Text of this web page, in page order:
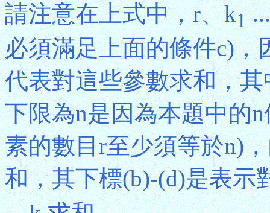
請注意在上式中，r、k1
必須滿足上面的條件c)
代表對這些參數求和，
下限為n是因為本題中的
素的數目r至少須等於n)
和，其下標(b)-(d)是表示